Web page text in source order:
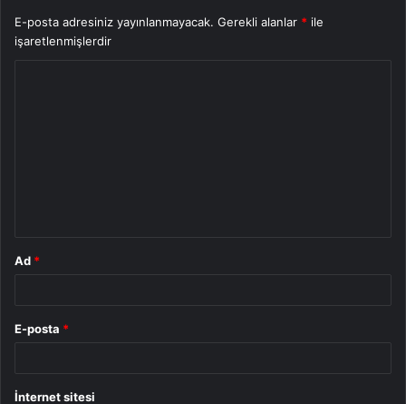
E-posta adresiniz yayınlanmayacak. Gerekli alanlar * ile
işaretlenmişlerdir
Ad *
E-posta *
İnternet sitesi